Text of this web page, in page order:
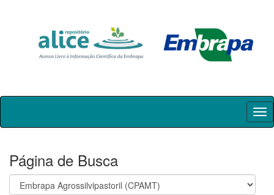
Skip
Página de Busca